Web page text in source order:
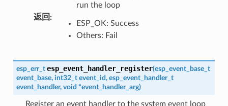
run the loop
返回 :
ESP_OK: Success
Others: Fail
esp_err_t esp_event_handler_register(esp_event_base_t
event_base, int32_t event_id, esp_event_handler_t
event_handler, void *event_handler_arg)
Register an event handler to the system event loop